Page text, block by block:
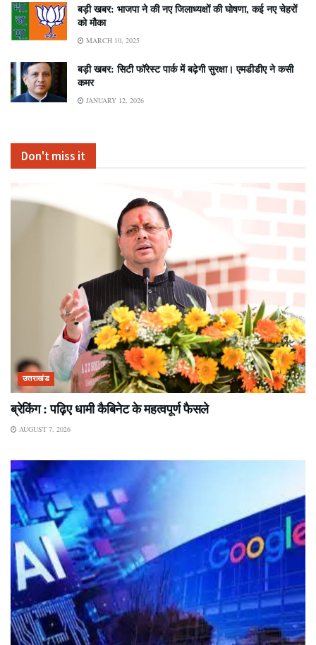
बड़ी खबर: भाजपा ने की नए जिलाध्यक्षों की घोषणा, कई नए चेहरों
को मौका
MARCH 10, 2025
बड़ी खबर: सिटी फॉरेस्ट पार्क में बढ़ेगी सुरक्षा। एमडीडीए ने कसी
कमर
JANUARY 12, 2026
Don't miss it
उत्तराखंड
ब्रेकिंग : पढ़िए धामी कैबिनेट के महत्वपूर्ण फैसले
AUGUST 7, 2026